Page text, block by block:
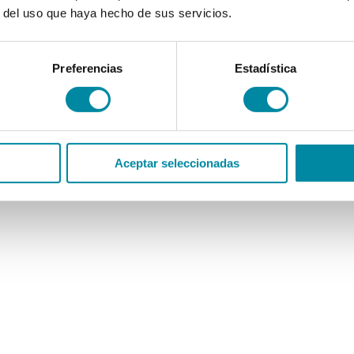
uso que haya hecho de sus servicios.
Preferencias Estadística
Aceptar seleccionadas